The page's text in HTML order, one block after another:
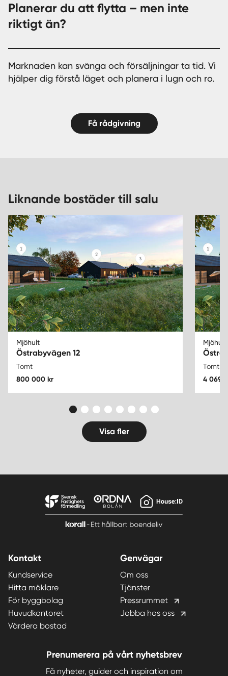
Planerar du att flytta – men inte
riktigt än?
Marknaden kan svänga och försäljningar ta tid. Vi
hjälper dig förstå läget och planera i lugn och ro.
Få rådgivning
Liknande bostäder till salu
Mjöhult
Östrabyvägen 12
Tomt
800 000 kr
Mjöhult
Tomt
4 069
Visa fler
Kontakt
Kundservice
Hitta mäklare
För byggbolag
Huvudkontoret
Värdera bostad
Genvägar
Om oss
Tjänster
Pressrummet
Jobba hos oss
Prenumerera på vårt nyhetsbrev
Få nyheter, guider och inspiration om